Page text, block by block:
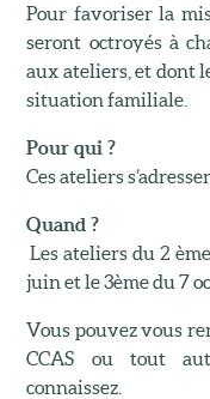
Pour favoriser la
seront octroyés à
aux ateliers, et dont
situation familiale.
Pour qui ?
Ces ateliers
Quand ?
Les ateliers du 2
juin et le 3ème du 7
Vous pouvez vous
CCAS ou tout
connaissez.